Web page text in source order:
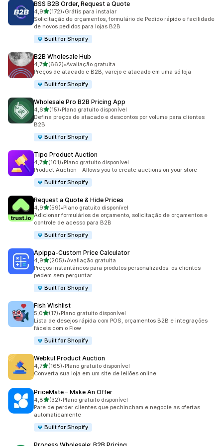
BSS B2B Order, Request a Quote
4,9de 5 estrelas
(172)
172 avaliações ao todo
•Grátis para instalar
Solicitação de orçamentos, formulário de Pedido rápido e facilidade
de novos pedidos para lojas B2B
Built for Shopify
B2B Wholesale Hub
4,7de 5 estrelas
(662)
662 avaliações ao todo
•Avaliação gratuita
Preços de atacado e B2B, varejo e atacado em uma só loja
Built for Shopify
Wholesale Pro B2B Pricing App
4,6de 5 estrelas
(15)
15 avaliações ao todo
•Plano gratuito disponível
Defina preços de atacado e descontos por volume para clientes
B2B
Built for Shopify
Tipo Product Auction
4,7de 5 estrelas
(101)
101 avaliações ao todo
•Plano gratuito disponível
Product Auction - Allows you to create auctions on your store
Built for Shopify
Request a Quote & Hide Prices
4,9de 5 estrelas
(59)
59 avaliações ao todo
•Plano gratuito disponível
Adicionar formulários de orçamento, solicitação de orçamentos e
controle de acesso para B2B
Built for Shopify
Apippa‑Custom Price Calculator
4,9de 5 estrelas
(205)
205 avaliações ao todo
•Avaliação gratuita
Preços instantâneos para produtos personalizados: os clientes
pedem sem perguntar
Built for Shopify
Fish Wishlist
5,0de 5 estrelas
(17)
17 avaliações ao todo
•Plano gratuito disponível
Lista de desejos rápida com POS, orçamentos B2B e integrações
fáceis com o Flow
Built for Shopify
Webkul Product Auction
4,7de 5 estrelas
(165)
165 avaliações ao todo
•Plano gratuito disponível
Converta sua loja em um site de leilões online
PriceMate – Make An Offer
4,8de 5 estrelas
(32)
32 avaliações ao todo
•Plano gratuito disponível
Pare de perder clientes que pechincham e negocie as ofertas
automaticamente
Built for Shopify